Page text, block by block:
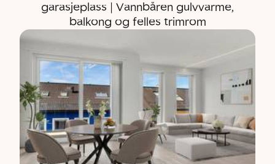
garasjeplass | Vannbåren gulvvarme,
balkong og felles trimrom